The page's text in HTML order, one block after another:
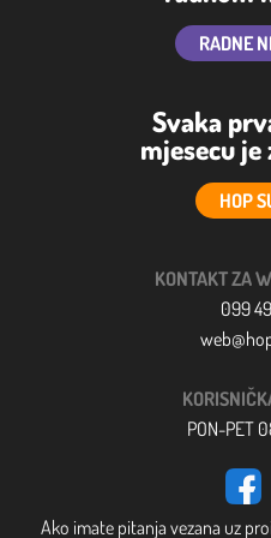
RADNE
Svaka
mjesecu je
HOP
KONTAKT ZA
099
PON-PET
Ako imate pitanja vezana uz